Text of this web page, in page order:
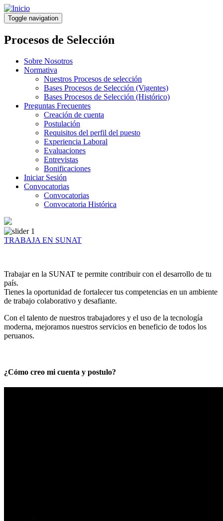
Pasar
al
contenido
principal
Toggle navigation
Procesos de Selección
Sobre Nosotros
Normativa
Nuestros Procesos de selección
Bases Procesos de Selección (Vigentes)
Bases Procesos de Selección (Histórico)
Preguntas Frecuentes
Creación de cuenta
Postulación
Requisitos del perfil del puesto
Experiencia Laboral
Evaluaciones
Entrevistas
Bonificaciones
Iniciar Sesión
Convocatorias
Convocatorias
Convocatoria Histórica
TRABAJA EN SUNAT
Trabajar en la SUNAT te permite contribuir con el desarrollo de tu
país.
Tienes la oportunidad de fortalecer tus competencias en un ambiente
de trabajo colaborativo y desafiante.
Con el talento de nuestros trabajadores y el uso de la tecnología
moderna, mejoramos nuestros servicios en beneficio de todos los
peruanos.
¿Cómo creo mi cuenta y postulo?